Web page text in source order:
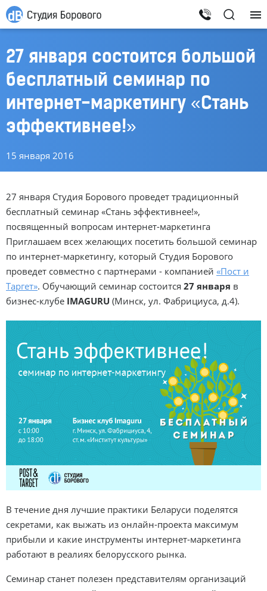
27 января состоится большой
бесплатный семинар по
интернет-маркетингу «Стань
эффективнее!»
15 января 2016
27 января Студия Борового проведет традиционный
бесплатный семинар «Стань эффективнее!»,
посвященный вопросам интернет-маркетинга
Приглашаем всех желающих посетить большой семинар
по интернет-маркетингу, который Студия Борового
проведет совместно с партнерами - компанией «Пост и
Таргет». Обучающий семинар состоится 27 января в
бизнес-клубе IMAGURU (Минск, ул. Фабрициуса, д.4).
В течение дня лучшие практики Беларуси поделятся
секретами, как выжать из онлайн-проекта максимум
прибыли и какие инструменты интернет-маркетинга
работают в реалиях белорусского рынка.
Семинар станет полезен представителям организаций